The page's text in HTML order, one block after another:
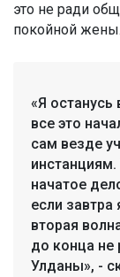
это не ради
покойной жены.
«Я останусь
все это
сам везде
инстанциям.
начатое
если завтра
вторая
до конца не
Улданы», -